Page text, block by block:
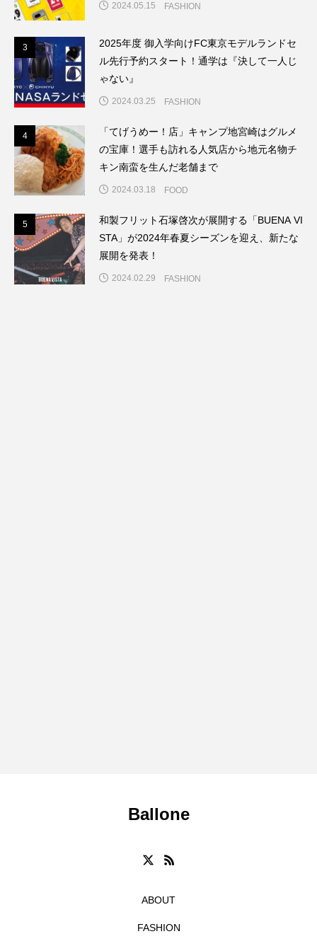
2024.05.15 FASHION
3
2025年度 御入学向けFC東京モデルランドセ
ル先行予約スタート！通学は『決して一人じ
ゃない』
2024.03.25 FASHION
4
「てげうめー！店」キャンプ地宮崎はグルメ
の宝庫！選手も訪れる人気店から地元名物チ
キン南蛮を生んだ老舗まで
2024.03.18 FOOD
5
和製フリット石塚啓次が展開する「BUENA VI
STA」が2024年春夏シーズンを迎え、新たな
展開を発表！
2024.02.29 FASHION
Ballone
ABOUT
FASHION